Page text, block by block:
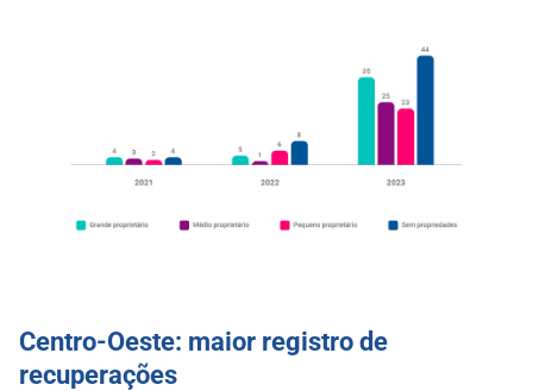
Centro-Oeste: maior registro de
recuperações